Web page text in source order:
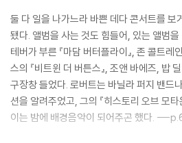
둘 다 일을 나가느라 바쁜 데다 콘서트를 보
됐다. 앨범을 사는 것도 힘들어, 있는 앨범
테버가 부른 『마담 버터플라이』, 존 콜트레
스의 『비트윈 더 버튼스』, 조앤 바에즈, 밥
구장창 들었다. 로버트는 바닐라 퍼지 밴드
션을 알려주었고, 그의 『히스토리 오브 모
이는 밤에 배경음악이 되어주곤 했다. ---